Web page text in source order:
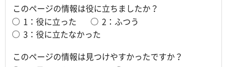
このページの情報は役に立ちましたか？
1：役に立った
2：ふつう
3：役に立たなかった
このページの情報は見つけやすかったですか？